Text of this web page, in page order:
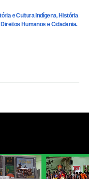
e Cultura Indígena, História
Humanos e Cidadania.